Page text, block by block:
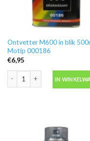
Ontvetter M600 in blik
Motip 000186
€6,95
IN